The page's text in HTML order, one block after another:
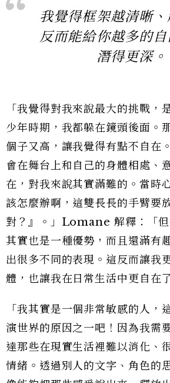
我覺得框架越清晰、
反而能給你越多的
潛得更深。
「我覺得對我來說最大的挑戰，
少年時期，我都躲在鏡頭後面。
個子又高，讓我覺得有點不自在
會在舞台上和自己的身體相處、
在，對我來說其實滿難的。當時
該怎麼辦啊，這雙長長的手臂要
對？』。」Lomane 解釋：「
其實也是一種優勢，而且還滿有
出很多不同的表現。這反而讓我
體，也讓我在日常生活中更自在了
「我其實是一個非常敏感的人，
演世界的原因之一吧！因為我需
達那些在現實生活裡難以消化、
情緒。透過別人的文字、角色的